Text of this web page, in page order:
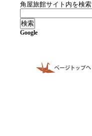
角屋旅館サイト内を検索
Google